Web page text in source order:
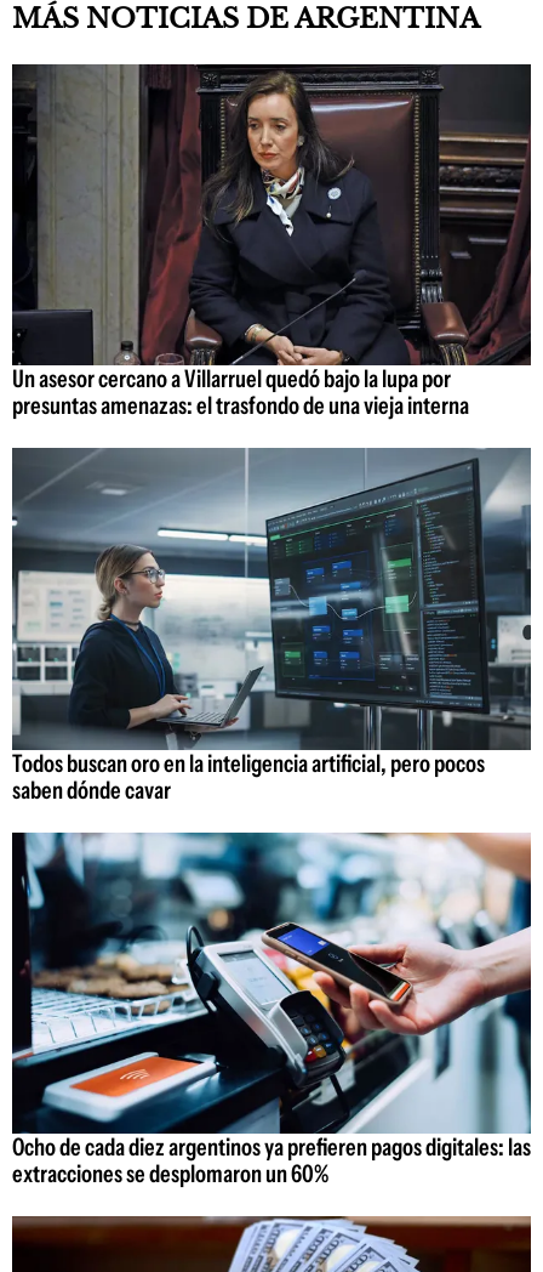
MÁS NOTICIAS DE ARGENTINA
Un asesor cercano a Villarruel quedó bajo la lupa por
presuntas amenazas: el trasfondo de una vieja interna
Todos buscan oro en la inteligencia artificial, pero pocos
saben dónde cavar
Ocho de cada diez argentinos ya prefieren pagos digitales: las
extracciones se desplomaron un 60%